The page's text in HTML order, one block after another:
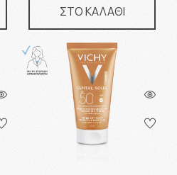
ΣΤΟ ΚΑΛΑΘΙ